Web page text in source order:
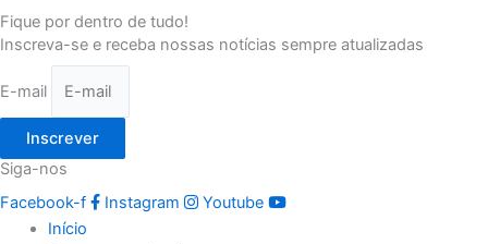
Fique por dentro de tudo!
Inscreva-se e receba nossas notícias sempre atualizadas
E-mail
Inscrever
Siga-nos
Facebook-f
Instagram
Youtube
Início